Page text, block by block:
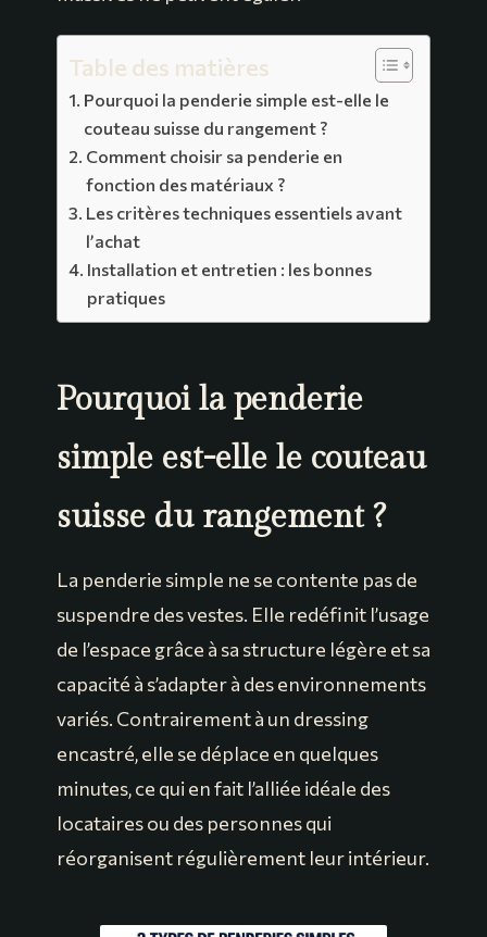
Table des matières
Pourquoi la penderie simple est-elle le
couteau suisse du rangement ?
Comment choisir sa penderie en
fonction des matériaux ?
Les critères techniques essentiels avant
l’achat
Installation et entretien : les bonnes
pratiques
Pourquoi la penderie
simple est-elle le couteau
suisse du rangement ?
La penderie simple ne se contente pas de
suspendre des vestes. Elle redéfinit l’usage
de l’espace grâce à sa structure légère et sa
capacité à s’adapter à des environnements
variés. Contrairement à un dressing
encastré, elle se déplace en quelques
minutes, ce qui en fait l’alliée idéale des
locataires ou des personnes qui
réorganisent régulièrement leur intérieur.